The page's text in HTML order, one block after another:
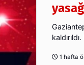
1 hafta